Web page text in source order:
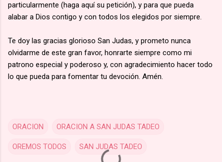
particularmente (haga aquí su petición), y para que pueda
alabar a Dios contigo y con todos los elegidos por siempre.
Te doy las gracias glorioso San Judas, y prometo nunca
olvidarme de este gran favor, honrarte siempre como mi
patrono especial y poderoso y, con agradecimiento hacer todo
lo que pueda para fomentar tu devoción. Amén.
ORACION ORACION A SAN JUDAS TADEO
OREMOS TODOS SAN JUDAS TADEO